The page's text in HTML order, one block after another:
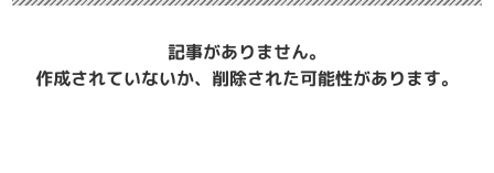
記事がありません。
作成されていないか、削除された可能性があります。